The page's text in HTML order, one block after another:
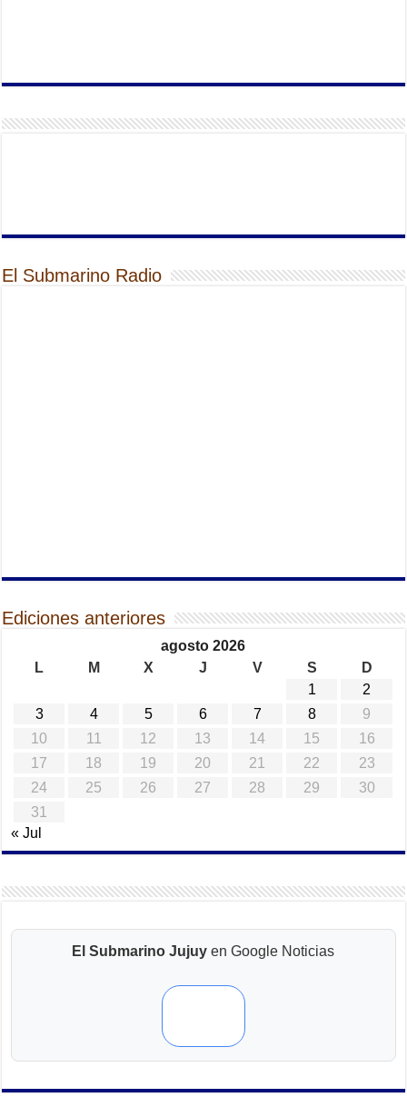
El Submarino Radio
Ediciones anteriores
agosto 2026
L
M X J V S
D
1
2
3
4 5 6 7 8
9
10
11 12 13 14 15
16
17
18 19 20 21 22
23
24
25 26 27 28 29
30
31
« Jul
El Submarino Jujuy en Google Noticias